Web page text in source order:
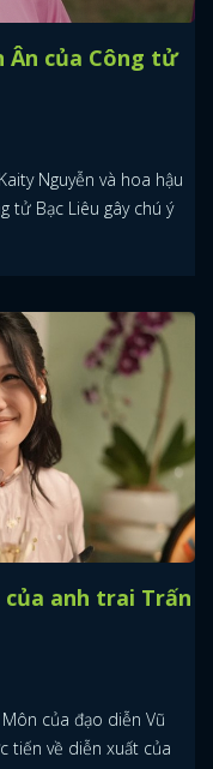
Ân của Công tử
Nguyễn và hoa hậu
tử Bạc Liêu gây chú ý
anh trai Trấn
của đạo diễn Vũ
tiến về diễn xuất của